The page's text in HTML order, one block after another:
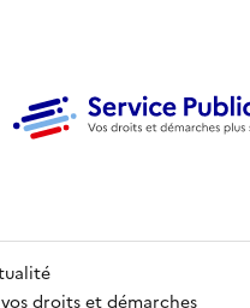
droits et démarches